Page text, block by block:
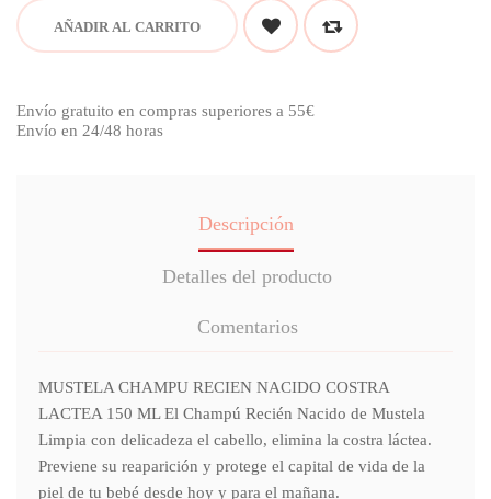
AÑADIR AL CARRITO
Envío gratuito en compras superiores a 55€
Envío en 24/48 horas
Descripción
Detalles del producto
Comentarios
MUSTELA CHAMPU RECIEN NACIDO COSTRA
LACTEA 150 ML El Champú Recién Nacido de Mustela
Limpia con delicadeza el cabello, elimina la costra láctea.
Previene su reaparición y protege el capital de vida de la
piel de tu bebé desde hoy y para el mañana.